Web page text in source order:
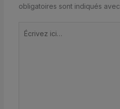
obligatoires sont indiqués avec
ici…